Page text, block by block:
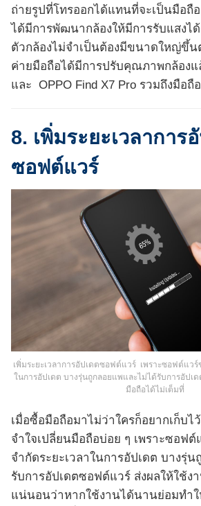
ถ่ายรูปที่โทรออกได้แทนที่จะเป็นมือถื
ได้มีการพัฒนากล้องให้มีการรับแสงไ
ตัวกล้องไม่จำเป็นต้องมีขนาดใหญ่ขึ้น
ค่ายมือถือได้มีการปรับคุณภาพกล้องแ
และ OPPO Find X7 Pro รวมถึงมือถื
8. เพิ่มระยะเวลาการ
ซอฟต์แวร์
เพิ่มระยะเวลาการอัปเดตซอฟต์แวร์ เพราะซอฟต์แวร์
ในการอัปเดต บางรุ่นถูกลอยแพและไม่ได้รับการอัปเ
มือถือได้ไม่เต็มที่
เมื่อซื้อมือถือมาไม่ว่าใครก็อยากเก็บ
จำใจเปลี่ยนมือถือบ่อย ๆ เพราะซอฟต์
จำกัดระยะเวลาในการอัปเดต บางรุ่
รับการอัปเดตซอฟต์แวร์ ส่งผลให้ใช้ง
แน่นอนว่าหากใช้งานได้นานย่อมทำ